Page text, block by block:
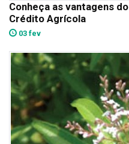
Conheça as vantagens
Crédito Agrícola
03 fev